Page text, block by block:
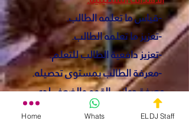
.قياس ما تعلمه الطالب-
.تعزيز ما تعلمه الطالب-
.تعزيز دافعية الطالب للتعلم-
.معرفة الطالب بمستوى تحصيله-
.معرفة جوانب القوه والضعف لدى
الطالب-
Home Whats ELDJ Staff